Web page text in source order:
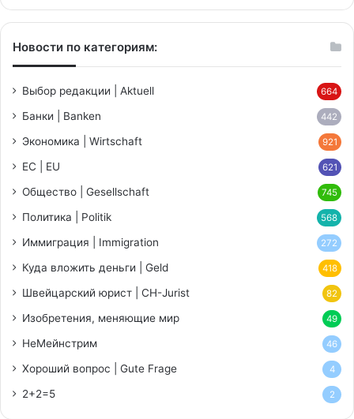
Новости по категориям:
Выбор редакции | Aktuell 664
Банки | Banken 442
Экономика | Wirtschaft 921
ЕС | EU 621
Общество | Gesellschaft 745
Политика | Politik 568
Иммиграция | Immigration 272
Куда вложить деньги | Geld 418
Швейцарский юрист | CH-Jurist 82
Изобретения, меняющие мир 49
НеМейнстрим 46
Хороший вопрос | Gute Frage 4
2+2=5 2